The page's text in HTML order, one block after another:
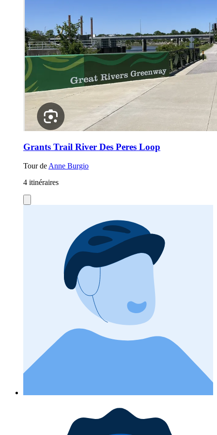
Grants Trail River Des Peres Loop
Tour de Anne Burgio
4 itinéraires